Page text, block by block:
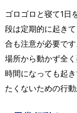
ゴロゴロと寝て1日
段は定期的に起き
合も注意が必要で
場所から動かず全
時間になっても起
たくないための行動